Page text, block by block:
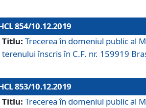
854/10.12.2019
Titlu: Trecerea în domeniul public al
terenului înscris în C.F. nr. 159919
853/10.12.2019
Titlu: Trecerea în domeniul public al